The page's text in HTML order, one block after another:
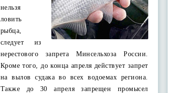
нельзя
ловить
рыбца,
следует из
нерестового запрета Минсельхоза России.
Кроме того, до конца апреля действует запрет
на вылов судака во всех водоемах региона.
Также до 30 апреля запрещен промысел